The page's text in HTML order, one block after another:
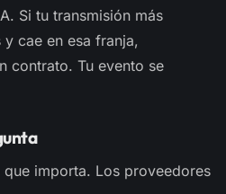
Si tu transmisión más
cae en esa franja,
contrato. Tu evento se
importa. Los proveedores